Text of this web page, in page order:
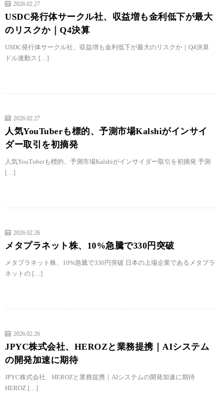
2026.02.27
USDC発行体サークル社、収益増も金利低下が最大
のリスクか｜Q4決算
USDC発行体サークル社、収益増も金利低下が最大のリスクか｜Q4決算
ドル連動ス […]
2026.02.27
人気YouTuberも標的、予測市場Kalshiがインサイ
ダー取引を初摘発
人気YouTuberも標的、予測市場Kalshiがインサイダー取引を初摘発 予測
[…]
2026.02.26
メタプラネット株、10%急騰で330円突破
メタプラネット株、10%急騰で330円突破 日本の上場企業であるメタプラ
ネットの […]
2026.02.26
JPYC株式会社、HEROZと業務提携｜AIシステム
の開発加速に期待
JPYC株式会社、HEROZと業務提携｜AIシステムの開発加速に期待
HEROZ […]